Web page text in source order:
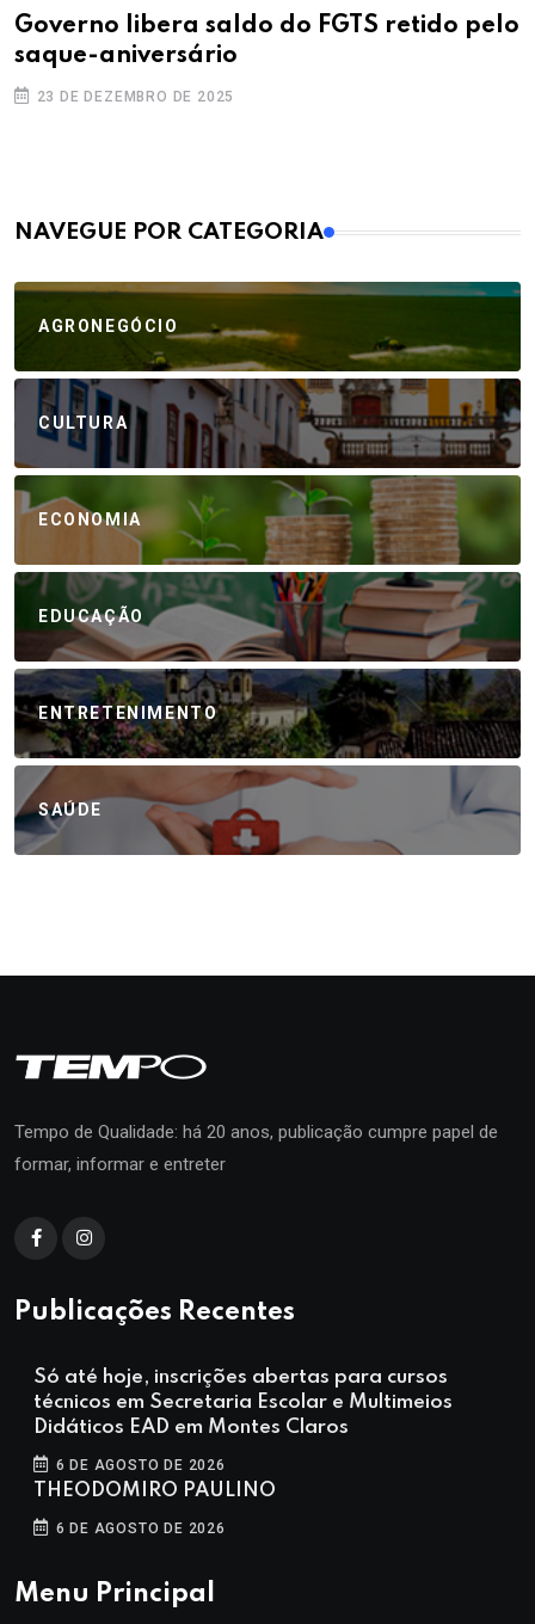
Governo libera saldo do FGTS retido pelo
saque-aniversário
23 DE DEZEMBRO DE 2025
MAIS VISTOS
NAVEGUE POR CATEGORIA
AGRONEGÓCIO
CULTURA
ECONOMIA
EDUCAÇÃO
ENTRETENIMENTO
SAÚDE
Tempo de Qualidade: há 20 anos, publicação cumpre papel de
formar, informar e entreter
Publicações Recentes
Só até hoje, inscrições abertas para cursos
técnicos em Secretaria Escolar e Multimeios
Didáticos EAD em Montes Claros
6 DE AGOSTO DE 2026
THEODOMIRO PAULINO
6 DE AGOSTO DE 2026
Menu Principal